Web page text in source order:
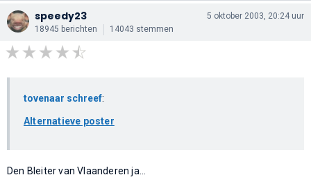
speedy23
18945 berichten 14043 stemmen
5 oktober 2003, 20:24 uur
tovenaar schreef:
Alternatieve poster
Den Bleiter van Vlaanderen ja...